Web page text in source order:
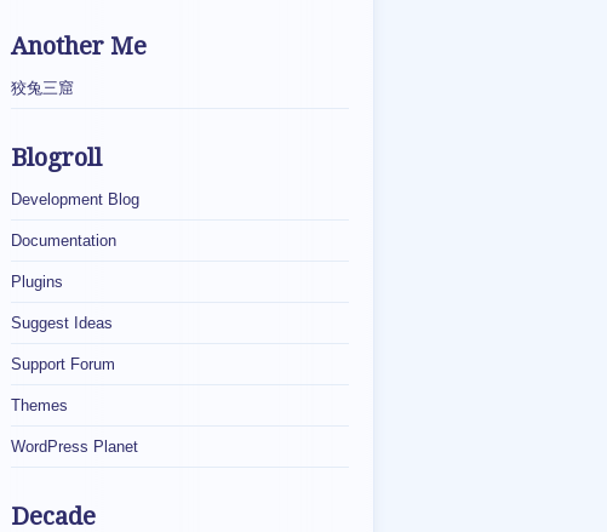
Another Me
狡兔三窟
Blogroll
Development Blog
Documentation
Plugins
Suggest Ideas
Support Forum
Themes
WordPress Planet
Decade